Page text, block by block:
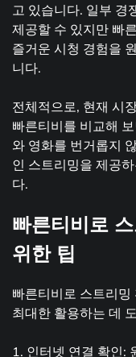
고 있습니다. 일부 경
제공할 수 있지만 빠
즐거운 시청 경험을
니다.
전체적으로, 현재 시
빠른티비를 비교해
와 영화를 번거롭지
인 스트리밍을 제공
다.
빠른티비로
위한 팁
빠른티비로 스트리밍
최대한 활용하는 데
1. 인터넷 연결 확인: